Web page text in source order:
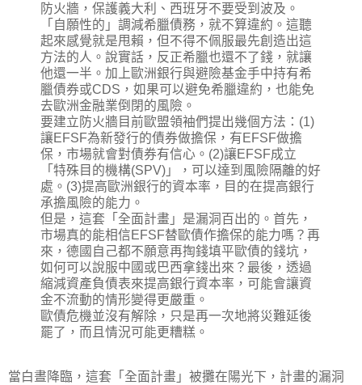
防火牆，保護義大利、西班牙不要受到波及。
「自願性的」調減希臘債務，就不算違約。這聽
起來感覺就是甩賴，但不得不佩服最先創造出這
方法的人。說實話，反正希臘也還不了錢，就讓
他還一半。加上歐洲銀行與避險基金手中持有希
臘債券或CDS，如果可以避免希臘違約，也能免
去歐洲金融業倒閉的風險。
要建立防火牆目前歐盟領袖們提出幾個方法：(1)
讓EFSF為新發行的債券做擔保，有EFSF做擔
保，市場就會對債券有信心。(2)讓EFSF成立
「特殊目的機構(SPV)」，可以達到風險隔離的好
處。(3)提高歐洲銀行的資本率，目的在提高銀行
承擔風險的能力。
但是，這套「全面計畫」是漏洞百出的。首先，
市場真的能相信EFSF替歐債作擔保的能力嗎？再
來，德國自己都不願意再掏錢填平歐債的錢坑，
如何可以說服中國或巴西拿錢出來？最後，透過
縮減資產負債表來提高銀行資本率，可能會讓資
金不流動的情形變得更嚴重。
歐債危機並沒有解除，只是再一次地將災難延後
罷了，而且情況可能更糟糕。
當白晝降臨，這套「全面計畫」被攤在陽光下，計畫的漏洞